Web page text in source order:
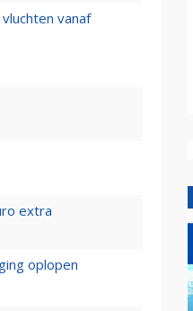
vanaf
extra
oplopen